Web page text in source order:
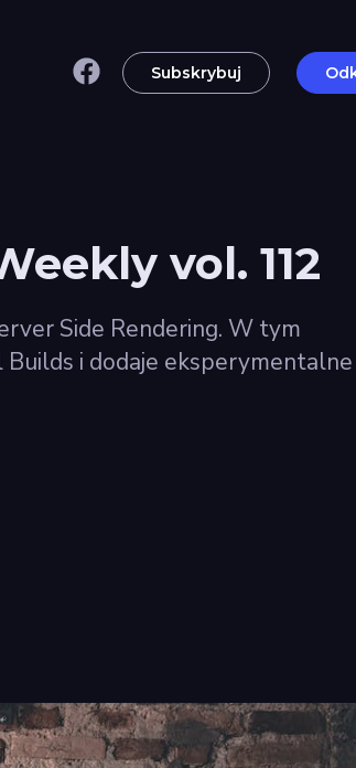
Subskrybuj
vol. 112
Side Rendering. W tym
i dodaje eksperymentalne